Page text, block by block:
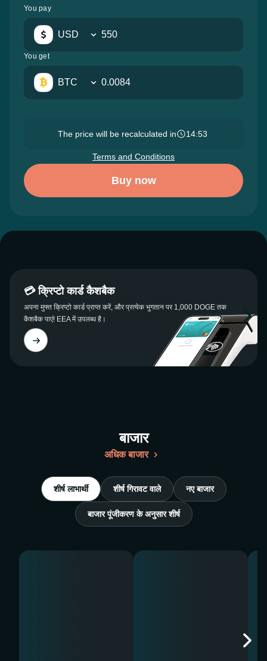
You pay
USD
You get
BTC
The price will be recalculated in 14:52
Terms and Conditions
Buy now
💳 क्रिप्टो कार्ड कैशबैक
अपना मुफ्त क्रिप्टो कार्ड प्राप्त करें, और प्रत्येक भुगतान पर 1,000 DOGE तक
कैशबैक पाएं! EEA में उपलब्ध है।
बाजार
अधिक बाजार
शीर्ष लाभार्थी शीर्ष गिरावट वाले नए बाजार
बाजार पूंजीकरण के अनुसार शीर्ष